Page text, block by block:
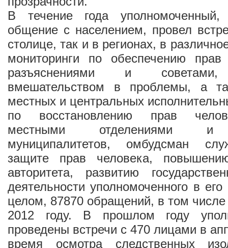
В течение года
общение с населением, провел
столице, так и в регионах, в
мониторинги по обеспечению
разъяснениями и советами,
вмешательством в проблемы, а
местных и центральных
по восстановлению прав
местными отделениями и
муниципалитетов, омбудсман
защите прав человека, повышению
авторитета, развитию
деятельности уполномоченного в
целом, 87870 обращений, в том
2012 году. В прошлом году
проведены встречи с 470 лицами в
время осмотра следственных